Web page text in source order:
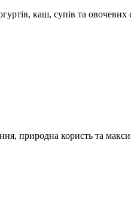
каш, супів та
природна користь та